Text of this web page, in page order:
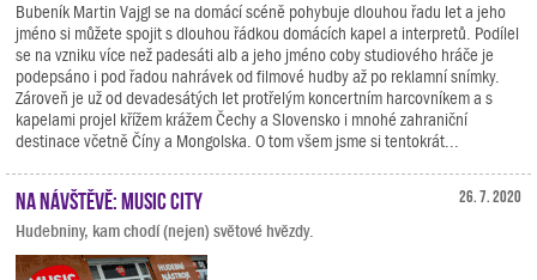
Bubeník Martin Vajgl se na domácí scéně pohybuje dlouhou řadu let a jeho
jméno si můžete spojit s dlouhou řádkou domácích kapel a interpretů. Podílel
se na vzniku více než padesáti alb a jeho jméno coby studiového hráče je
podepsáno i pod řadou nahrávek od filmové hudby až po reklamní snímky.
Zároveň je už od devadesátých let protřelým koncertním harcovníkem a s
kapelami projel křížem krážem Čechy a Slovensko i mnohé zahraniční
destinace včetně Číny a Mongolska. O tom všem jsme si tentokrát...
26. 7. 2020
Na návštěvě: Music City
Hudebniny, kam chodí (nejen) světové hvězdy.